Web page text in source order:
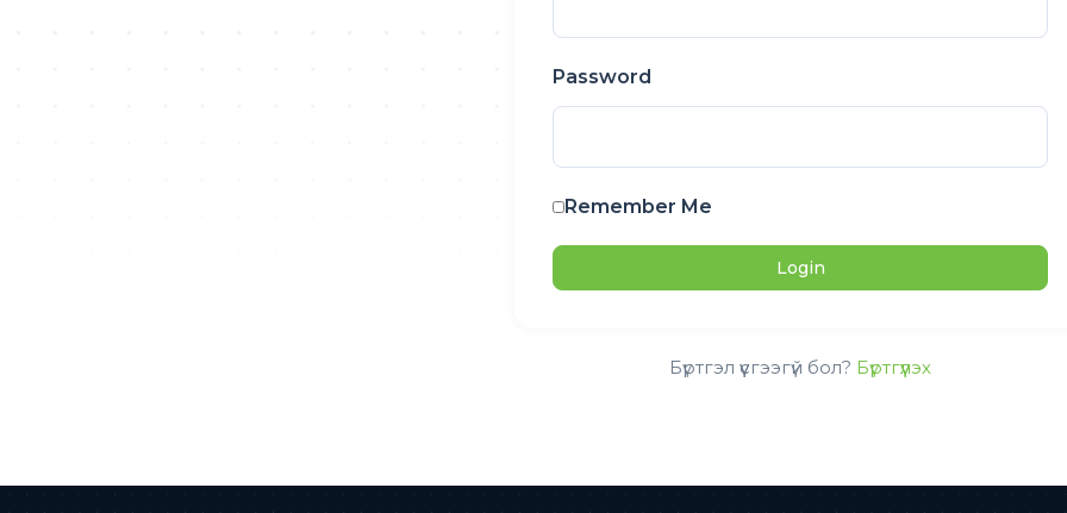
Password
Remember Me
Бүртгэл үүсгээгүй бол? Бүртгүүлэх